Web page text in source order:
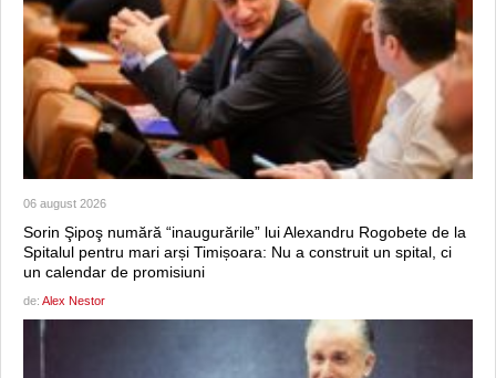
06 august 2026
Sorin Şipoş numără “inaugurările” lui Alexandru Rogobete de la
Spitalul pentru mari arși Timișoara: Nu a construit un spital, ci
un calendar de promisiuni
de: Alex Nestor